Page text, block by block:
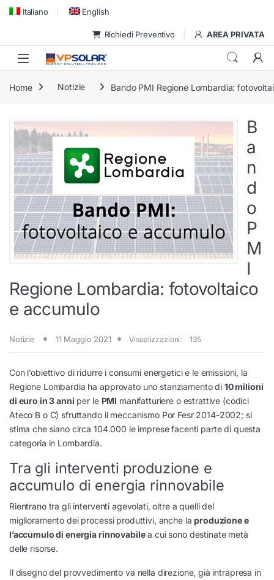
Skip to navigation
Skip to content
Italiano English
Richiedi Preventivo AREA PRIVATA
Home Notizie Bando PMI Regione Lombardia:
B
a
n
d
o
P
M
I
Regione Lombardia: fotovoltaico
e accumulo
Notizie 11 Maggio 2021 Visualizzazioni: 135
Con l’obiettivo di ridurre i consumi energetici e le emissioni, la
Regione Lombardia ha approvato uno stanziamento di 10 milioni
di euro in 3 anni per le PMI manifatturiere o estrattive (codici
Ateco B o C) sfruttando il meccanismo Por Fesr 2014-2002; si
stima che siano circa 104.000 le imprese facenti parte di questa
categoria in Lombardia.
Tra gli interventi produzione e
accumulo di energia rinnovabile
Rientrano tra gli interventi agevolati, oltre a quelli del
miglioramento dei processi produttivi, anche laproduzione e
l’accumulo di energia rinnovabilea cui sono destinate metà
delle risorse.
Il disegno del provvedimento va nella direzione, già intrapresa in